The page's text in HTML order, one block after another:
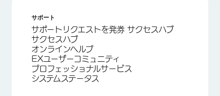
サポート
サポートリクエストを発券 サクセスハブ
サクセスハブ
オンラインヘルプ
EXユーザーコミュニティ
プロフェッショナルサービス
システムステータス